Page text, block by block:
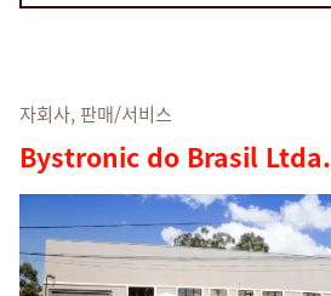
미국 · Korean 연락처
자회사, 판매/서비스
Bystronic do Brasil Ltda.